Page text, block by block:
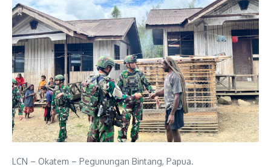
LCN – Okatem – Pegunungan Bintang, Papua.